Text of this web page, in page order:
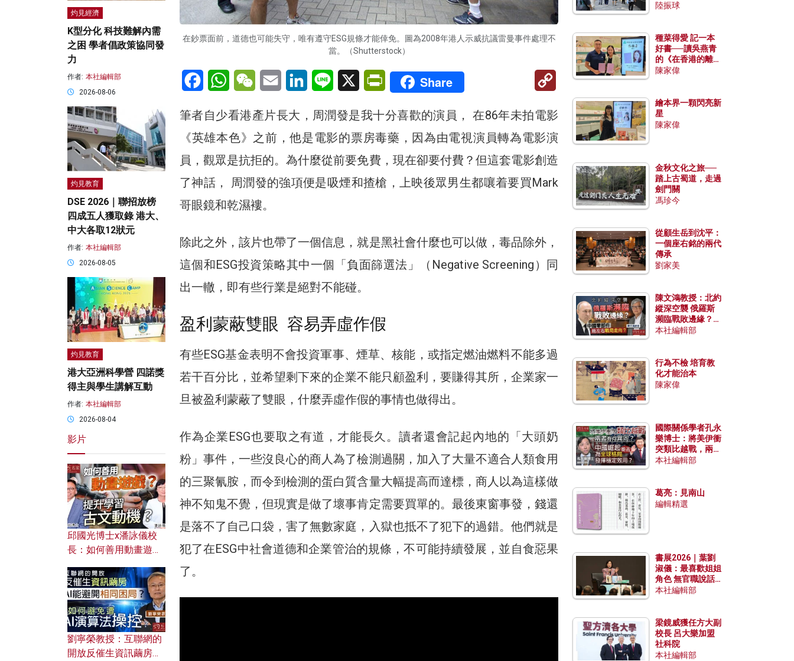
在鈔票面前，道德也可能失守，唯有遵守ESG規條才能倖免。圖為2008年港人示威抗議雷曼事件處理不
當。（Shutterstock）
FacebookWhatsAppWeChatEmail LinkedInLine X PrintFriendly
Share
Copy
筆者自少看港產片長大，周潤發是我十分喜歡的演員， 在86年未拍電影
《英雄本色》之前，他是電影的票房毒藥，因為由電視演員轉為電影演
員，觀眾是抗拒的。為什麼從前要免費，現在卻要付費？但這套電影創造
了神話， 周潤發的強項便是吸煙和揸槍，上映後眾男生都嚷着要買Mark
哥眼鏡和乾濕褸。
除此之外，該片也帶了一個信息，就是黑社會什麼也可以做，毒品除外，
這個和ESG投資策略其中一個「負面篩選法」（Negative Screening）同
出一轍，即有些行業是絕對不能碰。
盈利蒙蔽雙眼 容易弄虛作假
有些ESG基金表明不會投資軍事、煙草、核能，或指定燃油燃料不能多過
若干百分比，並希望剩下來的企業不能只顧盈利，要賺得其所，企業家一
旦被盈利蒙蔽了雙眼，什麼弄虛作假的事情也做得出。
作為企業ESG也要取之有道，才能長久。讀者還會記起內地的「大頭奶
粉」事件，一些沒良心的商人為了檢測過關，加入了大量不適合人類食用
的三聚氰胺，而令到檢測的蛋白質含量大幅提高而達標，商人以為這樣做
神不知鬼不覺，但現實是做了壞事肯定需要買單的。最後東窗事發，錢還
是落不了自己口袋，害了無數家庭，入獄也抵不了犯下的過錯。他們就是
犯了在ESG中社會道德和企業管治的規條，不可能持續發展，並自食惡果
了。
灼見經濟
K型分化 科技難解內需
之困 學者倡政策協同發
力
作者: 本社編輯部
2026-08-06
灼見教育
DSE 2026｜聯招放榜
四成五人獲取錄 港大、
中大各取12狀元
作者: 本社編輯部
2026-08-05
灼見教育
港大亞洲科學營 四諾獎
得主與學生講解互動
作者: 本社編輯部
2026-08-04
影片
邱國光博士x潘詠儀校
長：如何善用動畫遊戲
劉寧榮教授：互聯網的
開放反催生資訊繭房，
陸振球
種菜得愛 記一本
好書──讀吳燕青
的《在香港的離島
種菜》
陳家偉
繪本界一顆閃亮新
星
陳家偉
金秋文化之旅──
踏上古蜀道，走過
劍門關
馮珍今
從顧生岳到沈平：
一個座右銘的兩代
傳承
劉家美
陳文鴻教授：北約
縱深空襲 俄羅斯
瀕臨戰敗邊緣？中
國零部件能左右戰
本社編輯部
行為不檢 培育教
化才能治本
陳家偉
國際關係學者孔永
樂博士：將美伊衝
突類比越戰，兩者
有何異同？中國崛
本社編輯部
葛亮：見南山
編輯精選
書展2026｜葉劉
淑儀：最喜歡姐姐
角色 無官職說話
包袱少
本社編輯部
梁鏡威獲任方大副
校長 呂大樂加盟
社科院
本社編輯部